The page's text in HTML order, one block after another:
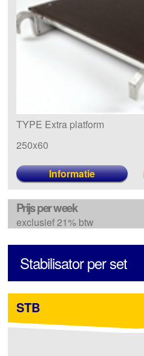
TYPE Extra platform
250x60
Informatie
Prijs per week
exclusief 21% btw
Stabilisator per set
STB